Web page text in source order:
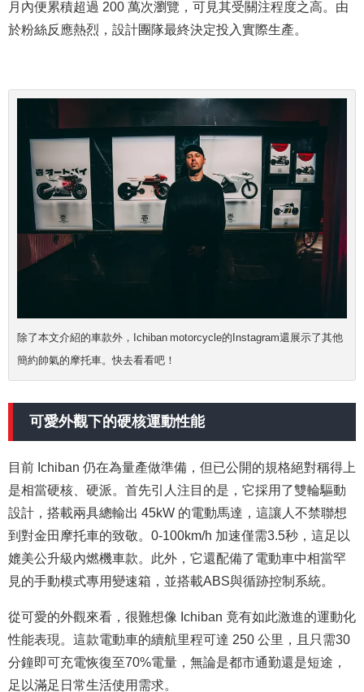
月內便累積超過 200 萬次瀏覽，可見其受關注程度之高。由
於粉絲反應熱烈，設計團隊最終決定投入實際生產。
除了本文介紹的車款外，Ichiban motorcycle的Instagram還展示了其他
簡約帥氣的摩托車。快去看看吧！
可愛外觀下的硬核運動性能
目前 Ichiban 仍在為量產做準備，但已公開的規格絕對稱得上
是相當硬核、硬派。首先引人注目的是，它採用了雙輪驅動
設計，搭載兩具總輸出 45kW 的電動馬達，這讓人不禁聯想
到對金田摩托車的致敬。0-100km/h 加速僅需3.5秒，這足以
媲美公升級內燃機車款。此外，它還配備了電動車中相當罕
見的手動模式專用變速箱，並搭載ABS與循跡控制系統。
從可愛的外觀來看，很難想像 Ichiban 竟有如此激進的運動化
性能表現。這款電動車的續航里程可達 250 公里，且只需30
分鐘即可充電恢復至70%電量，無論是都市通勤還是短途，
足以滿足日常生活使用需求。